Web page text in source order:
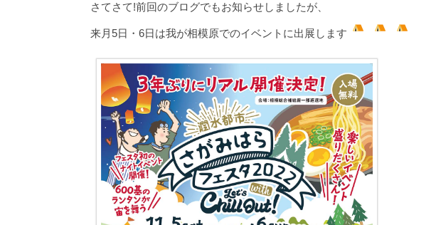
さてさて!前回のブログでもお知らせしましたが、
来月5日・6日は我が相模原でのイベントに出展します